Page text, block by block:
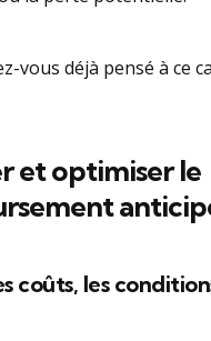
vous déjà pensé à ce
et optimiser le
coûts, les